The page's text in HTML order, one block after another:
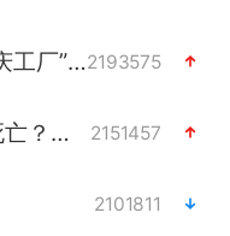
SK海力士回应“或出售重庆工厂”传闻2193575
辽宁28名务农人员中暑死亡？官方辟谣 2151457
2101811